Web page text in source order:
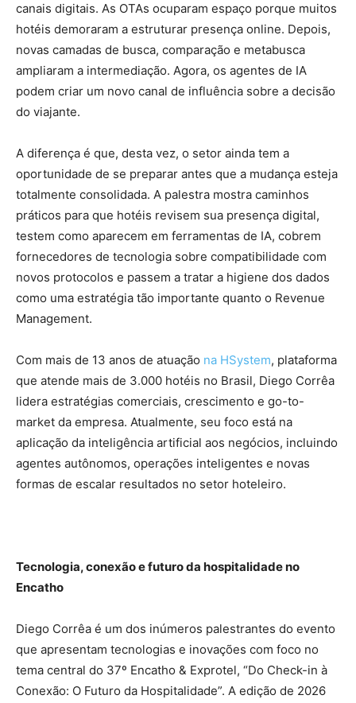
canais digitais. As OTAs ocuparam espaço porque muitos
hotéis demoraram a estruturar presença online. Depois,
novas camadas de busca, comparação e metabusca
ampliaram a intermediação. Agora, os agentes de IA
podem criar um novo canal de influência sobre a decisão
do viajante.
A diferença é que, desta vez, o setor ainda tem a
oportunidade de se preparar antes que a mudança esteja
totalmente consolidada. A palestra mostra caminhos
práticos para que hotéis revisem sua presença digital,
testem como aparecem em ferramentas de IA, cobrem
fornecedores de tecnologia sobre compatibilidade com
novos protocolos e passem a tratar a higiene dos dados
como uma estratégia tão importante quanto o Revenue
Management.
Com mais de 13 anos de atuação na HSystem, plataforma
que atende mais de 3.000 hotéis no Brasil, Diego Corrêa
lidera estratégias comerciais, crescimento e go-to-
market da empresa. Atualmente, seu foco está na
aplicação da inteligência artificial aos negócios, incluindo
agentes autônomos, operações inteligentes e novas
formas de escalar resultados no setor hoteleiro.
Tecnologia, conexão e futuro da hospitalidade no
Encatho
Diego Corrêa é um dos inúmeros palestrantes do evento
que apresentam tecnologias e inovações com foco no
tema central do 37º Encatho & Exprotel, “Do Check-in à
Conexão: O Futuro da Hospitalidade”. A edição de 2026